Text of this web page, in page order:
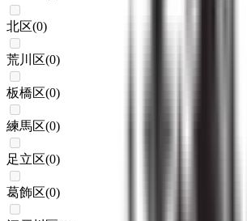
北区(0)
荒川区(0)
板橋区(0)
練馬区(0)
足立区(0)
葛飾区(0)